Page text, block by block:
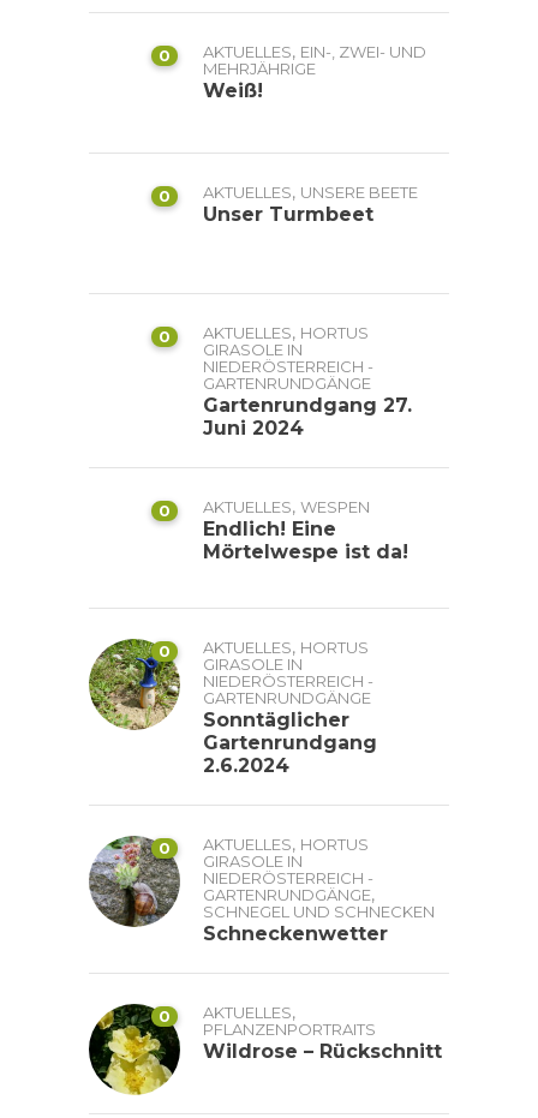
0 AKTUELLES, EIN-, ZWEI- UND
MEHRJÄHRIGE
Weiß!
0 AKTUELLES, UNSERE BEETE
Unser Turmbeet
0 AKTUELLES, HORTUS
GIRASOLE IN
NIEDERÖSTERREICH -
GARTENRUNDGÄNGE
Gartenrundgang 27.
Juni 2024
0 AKTUELLES, WESPEN
Endlich! Eine
Mörtelwespe ist da!
0 AKTUELLES, HORTUS
GIRASOLE IN
NIEDERÖSTERREICH -
GARTENRUNDGÄNGE
Sonntäglicher
Gartenrundgang
2.6.2024
0 AKTUELLES, HORTUS
GIRASOLE IN
NIEDERÖSTERREICH -
GARTENRUNDGÄNGE,
SCHNEGEL UND SCHNECKEN
Schneckenwetter
0 AKTUELLES,
PFLANZENPORTRAITS
Wildrose – Rückschnitt